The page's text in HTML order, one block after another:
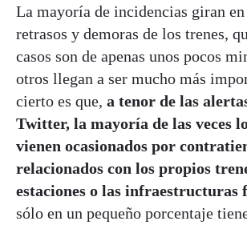
La mayoría de incidencias giran
retrasos y demoras de los trenes,
casos son de apenas unos pocos
otros llegan a ser mucho más
cierto es que, a tenor de las
Twitter, la mayoría de las veces
vienen ocasionados por
relacionados con los propios
estaciones o las
sólo en un pequeño porcentaje